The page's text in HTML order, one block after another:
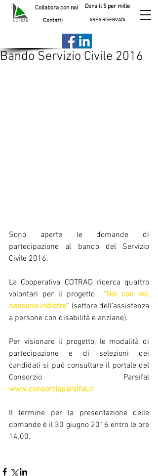
Contatti AREA RISERVATA
Collabora con noi Dona il 5 per mille
Bando Servizio Civile 2016
Sono aperte le domande di
partecipazione al bando del Servizio
Civile 2016.
La Cooperativa COTRAD ricerca quattro
volontari per il progetto  “Noi con voi,
nessuno indietro” (settore dell’assistenza
a persone con disabilità e anziane).
Per visionare il progetto, le modalità di
partecipazione e di selezioni dei
candidati si può consultare il portale del
www.consorzioparsifal.it
Il termine per la presentazione delle
domande è il 30 giugno 2016 entro le ore
14.00.